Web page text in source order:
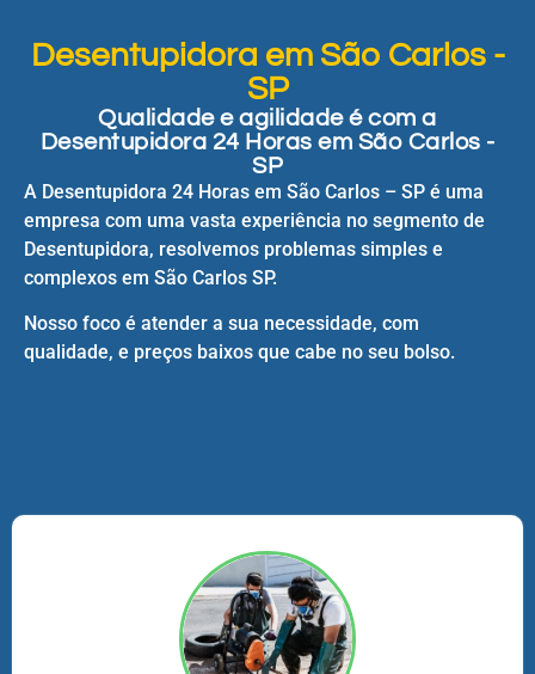
Desentupidora em São Carlos -
SP
Qualidade e agilidade é com a
Desentupidora 24 Horas em São Carlos -
SP
A Desentupidora 24 Horas em São Carlos – SP é uma
empresa com uma vasta experiência no segmento de
Desentupidora, resolvemos problemas simples e
complexos em São Carlos SP.
Nosso foco é atender a sua necessidade, com
qualidade, e preços baixos que cabe no seu bolso.